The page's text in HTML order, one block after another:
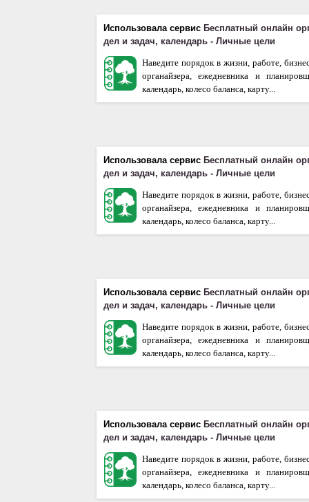
Использовала сервис Бесплатный онлайн
дел и задач, календарь - Личные цели
Наведите порядок в жизни, работе,
органайзера, ежедневника и
календарь, колесо баланса, карту...
Использовала сервис Бесплатный онлайн
дел и задач, календарь - Личные цели
Наведите порядок в жизни, работе,
органайзера, ежедневника и
календарь, колесо баланса, карту...
Использовала сервис Бесплатный онлайн
дел и задач, календарь - Личные цели
Наведите порядок в жизни, работе,
органайзера, ежедневника и
календарь, колесо баланса, карту...
Использовала сервис Бесплатный онлайн
дел и задач, календарь - Личные цели
Наведите порядок в жизни, работе,
органайзера, ежедневника и
календарь, колесо баланса, карту...